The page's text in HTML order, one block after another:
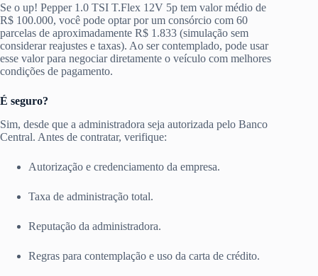
Se o up! Pepper 1.0 TSI T.Flex 12V 5p tem valor médio de
R$ 100.000, você pode optar por um consórcio com 60
parcelas de aproximadamente R$ 1.833 (simulação sem
considerar reajustes e taxas). Ao ser contemplado, pode usar
esse valor para negociar diretamente o veículo com melhores
condições de pagamento.
É seguro?
Sim, desde que a administradora seja autorizada pelo Banco
Central. Antes de contratar, verifique:
Autorização e credenciamento da empresa.
Taxa de administração total.
Reputação da administradora.
Regras para contemplação e uso da carta de crédito.